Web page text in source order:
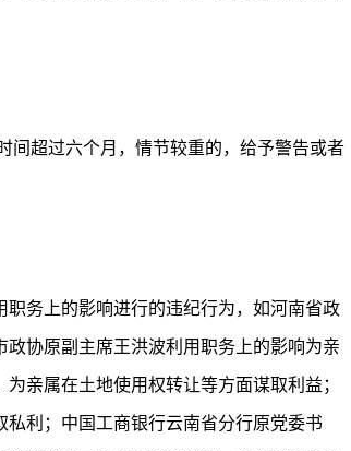
间超过六个月，情节较重的，给予警告或者
务上的影响进行的违纪行为，如河南省政
协原副主席王洪波利用职务上的影响为亲
亲属在土地使用权转让等方面谋取利益；
利；中国工商银行云南省分行原党委书